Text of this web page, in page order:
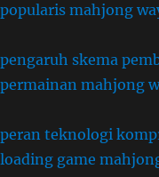
popularis mahjong
pengaruh skema
permainan mahjong
peran teknologi
loading game